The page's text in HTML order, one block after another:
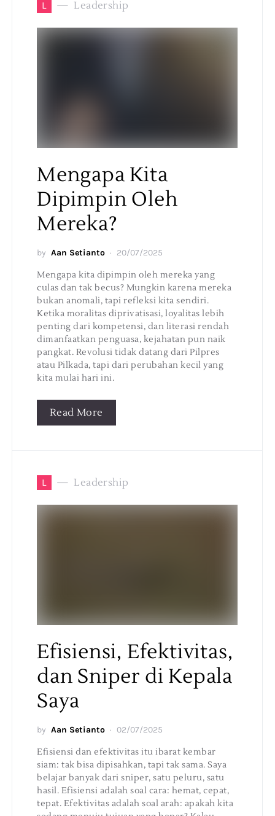
L Leadership
Mengapa Kita
Dipimpin Oleh
Mereka?
by Aan Setianto 20/07/2025
Mengapa kita dipimpin oleh mereka yang
culas dan tak becus? Mungkin karena mereka
bukan anomali, tapi refleksi kita sendiri.
Ketika moralitas diprivatisasi, loyalitas lebih
penting dari kompetensi, dan literasi rendah
dimanfaatkan penguasa, kejahatan pun naik
pangkat. Revolusi tidak datang dari Pilpres
atau Pilkada, tapi dari perubahan kecil yang
kita mulai hari ini.
Read More
L Leadership
Efisiensi, Efektivitas,
dan Sniper di Kepala
Saya
by Aan Setianto 02/07/2025
Efisiensi dan efektivitas itu ibarat kembar
siam: tak bisa dipisahkan, tapi tak sama. Saya
belajar banyak dari sniper, satu peluru, satu
hasil. Efisiensi adalah soal cara: hemat, cepat,
tepat. Efektivitas adalah soal arah: apakah kita